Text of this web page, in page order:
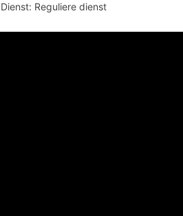
Reguliere dienst